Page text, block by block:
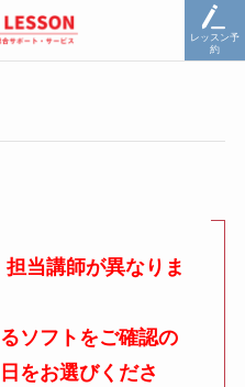
レッスン予
約
当講師が異なりま
ソフトをご確認の
をお選びくださ